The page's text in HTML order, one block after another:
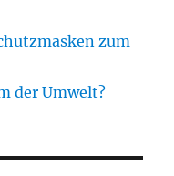
zum
der Umwelt?